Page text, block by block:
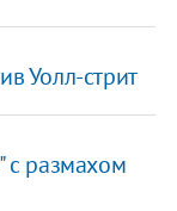
Уолл-стрит
с размахом